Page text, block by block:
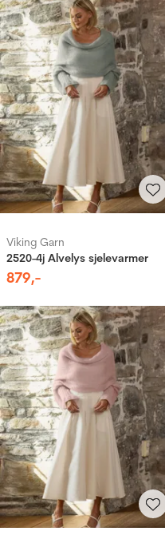
Viking Garn
2520-4j Alvelys sjelevarmer
879,-